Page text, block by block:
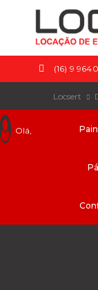
(16) 9
Locsert
Olá,